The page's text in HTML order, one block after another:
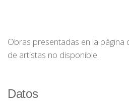
Obras presentadas en la página
de artistas no disponible.
Datos